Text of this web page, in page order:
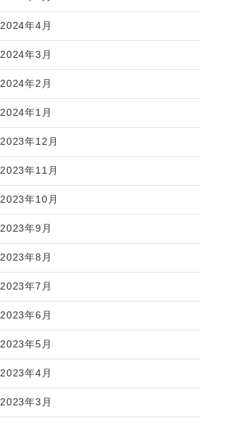
2024年4月
2024年3月
2024年2月
2024年1月
2023年12月
2023年11月
2023年10月
2023年9月
2023年8月
2023年7月
2023年6月
2023年5月
2023年4月
2023年3月